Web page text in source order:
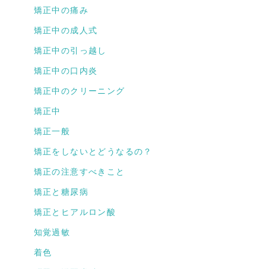
矯正中の痛み
矯正中の成人式
矯正中の引っ越し
矯正中の口内炎
矯正中のクリーニング
矯正中
矯正一般
矯正をしないとどうなるの？
矯正の注意すべきこと
矯正と糖尿病
矯正とヒアルロン酸
知覚過敏
着色